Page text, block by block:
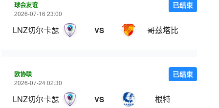
球会友谊
2026-07-16 23:00
LNZ切尔卡瑟 VS 哥兹塔比
已结束
欧协联
2026-07-24 02:30
LNZ切尔卡瑟 VS 根特
已结束